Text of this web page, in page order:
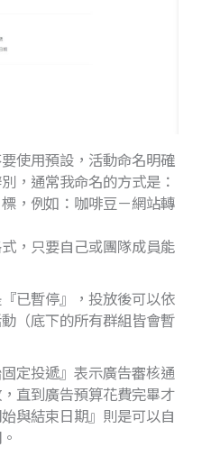
使用預設，活動命名明確
，通常我命名的方式是：
，例如：咖啡豆－網站轉
，只要自己或團隊成員能
已暫停』，投放後可以依
（底下的所有群組皆會暫
定投遞』表示廣告審核通
直到廣告預算花費完畢才
與結束日期』則是可以自